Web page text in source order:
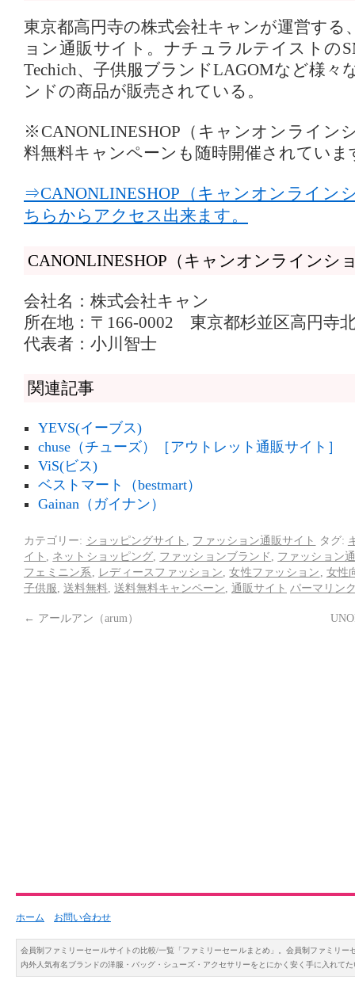
東京都高円寺の株式会社キャンが運営する
ョン通販サイト。ナチュラルテイストの
Techich、子供服ブランドLAGOMなど様々
ンドの商品が販売されている。
※CANONLINESHOP（キャンオンライン
料無料キャンペーンも随時開催されていま
⇒CANONLINESHOP（キャンオンライン
ちらからアクセス出来ます。
CANONLINESHOP（キャンオンラインシ
会社名：株式会社キャン
所在地：〒166-0002 東京都杉並区高円寺
代表者：小川智士
関連記事
YEVS(イーブス)
chuse（チューズ）［アウトレット通販サイト］
ViS(ビス)
ベストマート（bestmart）
Gainan（ガイナン）
カテゴリー: ショッピングサイト ファッション通販サイト タグ:
イト
ネットショッピング ファッションブランド
ファッション
フェミニン系
レディースファッション ,女性ファッション
女性
子供服 送料無料 送料無料キャンペーン 通販サイト パーマリン
← アールアン（arum）
ホーム お問い合わせ
会員制ファミリーセールサイトの比較/一覧「ファミリーセールまとめ」。会員制ファミリ
内外人気有名ブランドの洋服・バッグ・シューズ・アクセサリーをとにかく安く手に入れて